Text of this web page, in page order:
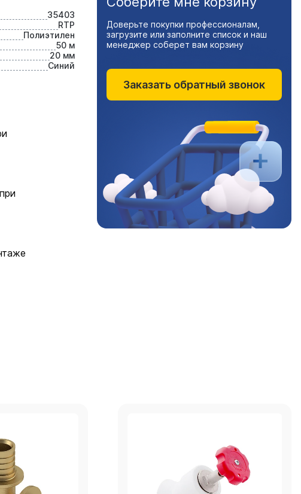
35403
RTP
Полиэтилен
50 м
20 мм
Синий
Доверьте покупки профессионалам,
загрузите или заполните список и наш
менеджер соберет вам корзину
Заказать обратный звонок